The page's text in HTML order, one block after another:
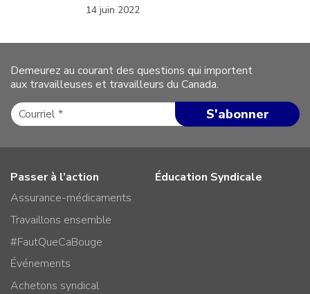
14 juin 2022
Demeurez au courant des questions qui importent
aux travailleuses et travailleurs du Canada.
Passer à l’action
Assurance-médicaments
Travaillons ensemble
#FautQueCaBouge
Événements
Achetons syndical
Éducation Syndicale